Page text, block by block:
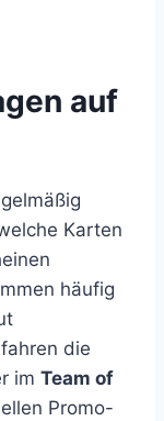
auf
Karten
häufig
die
im Team of
Promo-